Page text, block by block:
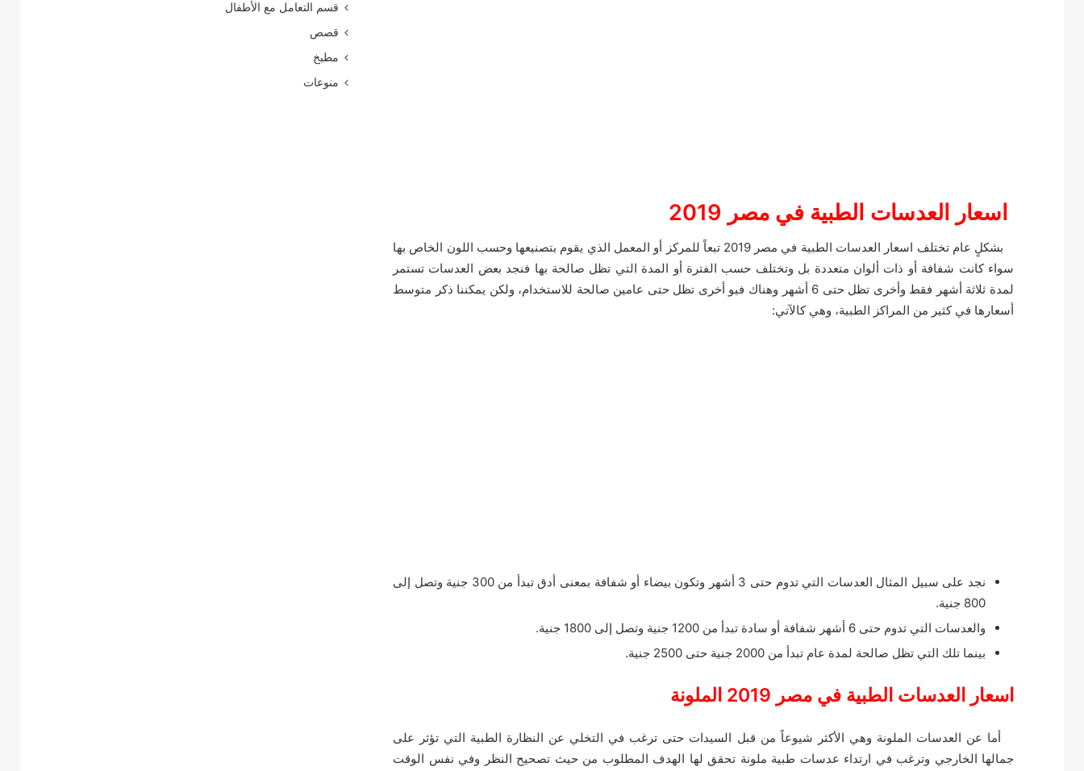
اسعار العدسات الطبية في مصر 2019
بشكلٍ عام تختلف اسعار العدسات الطبية في مصر 2019 تبعاً للمركز أو المعمل الذي يقوم بتصنيعها وحسب اللون الخاص بها
سواء كانت شفافة أو ذات ألوان متعددة بل وتختلف حسب الفترة أو المدة التي تظل صالحة بها فنجد بعض العدسات تستمر
لمدة ثلاثة أشهر فقط وأخرى تظل حتى 6 أشهر وهناك فيو أخرى تظل حتى عامين صالحة للاستخدام، ولكن يمكننا ذكر متوسط
أسعارها في كثير من المراكز الطبية، وهي كالآتي:
نجد على سبيل المثال العدسات التي تدوم حتى 3 أشهر وتكون بيضاء أو شفافة بمعنى أدق تبدأ من 300 جنية وتصل إلى
800 جنية.
والعدسات التي تدوم حتى 6 أشهر شفافة أو سادة تبدأ من 1200 جنية وتصل إلى 1800 جنية.
بينما تلك التي تظل صالحة لمدة عام تبدأ من 2000 جنية حتى 2500 جنية.
اسعار العدسات الطبية في مصر 2019 الملونة
أما عن العدسات الملونة وهي الأكثر شيوعاً من قبل السيدات حتى ترغب في التخلي عن النظارة الطبية التي تؤثر على
جمالها الخارجي وترغب في ارتداء عدسات طبية ملونة تحقق لها الهدف المطلوب من حيث تصحيح النظر وفي نفس الوقت
قسم التعامل مع الأطفال
قصص
مطبخ
منوعات